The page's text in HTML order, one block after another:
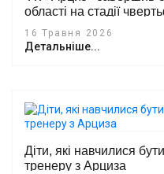
області на стадії
16 Травня 2026
Детальніше...
Діти, які навчилися
тренеру з Арциза